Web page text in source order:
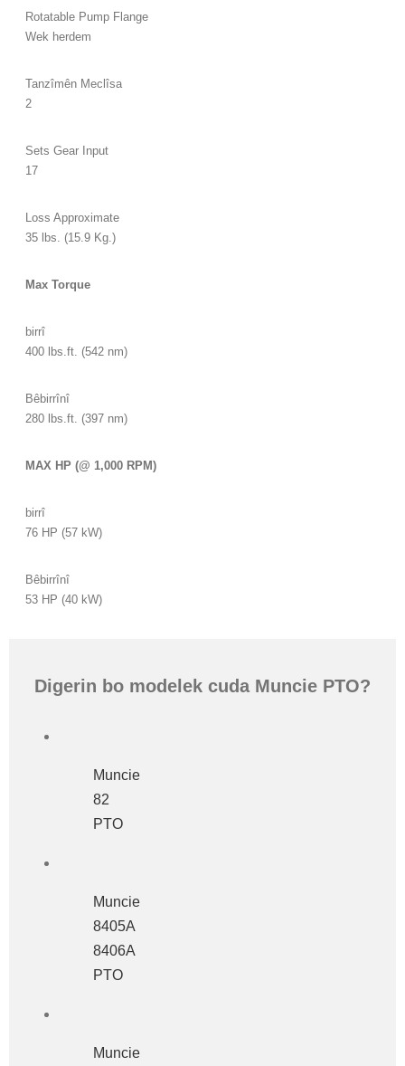
Rotatable Pump Flange
Wek herdem
Tanzîmên Meclîsa
2
Sets Gear Input
17
Loss Approximate
35 lbs. (15.9 Kg.)
Max Torque
birrî
400 lbs.ft. (542 nm)
Bêbirrînî
280 lbs.ft. (397 nm)
MAX HP (@ 1,000 RPM)
birrî
76 HP (57 kW)
Bêbirrînî
53 HP (40 kW)
Digerin bo modelek cuda Muncie PTO?
Muncie
82
PTO
Muncie
8405A
8406A
PTO
Muncie